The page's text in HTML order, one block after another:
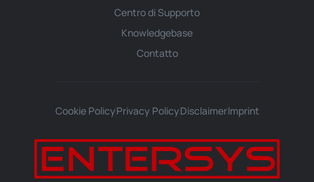
Centro di Supporto
Knowledgebase
Contatto
Cookie PolicyPrivacy PolicyDisclaimerImprint